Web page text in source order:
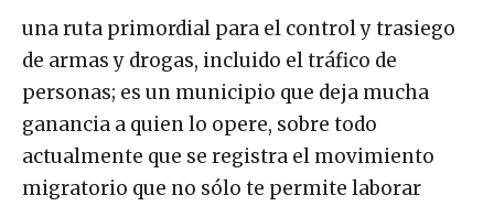
una ruta primordial para el control y trasiego
de armas y drogas, incluido el tráfico de
personas; es un municipio que deja mucha
ganancia a quien lo opere, sobre todo
actualmente que se registra el movimiento
migratorio que no sólo te permite laborar